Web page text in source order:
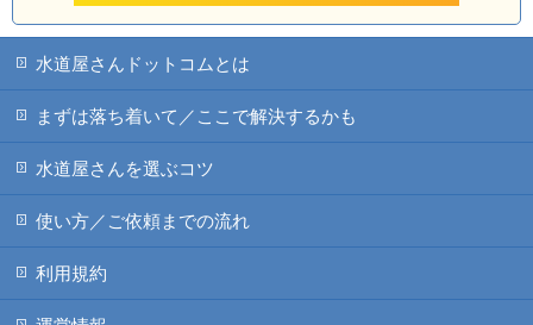
水道屋さんドットコムとは
まずは落ち着いて／ここで解決するかも
水道屋さんを選ぶコツ
使い方／ご依頼までの流れ
利用規約